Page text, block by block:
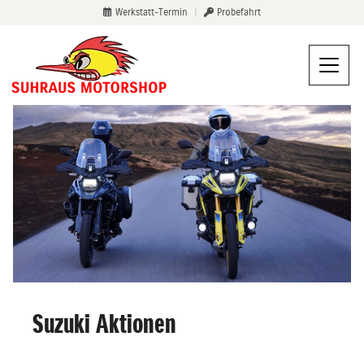
Werkstatt-Termin Probefahrt
Suzuki Aktionen